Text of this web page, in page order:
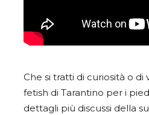
Che si tratti di curiosità o di
fetish di Tarantino per i
dettagli più discussi della